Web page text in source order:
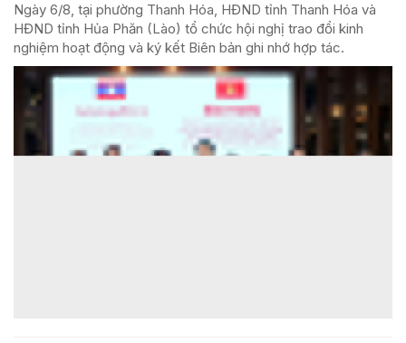
Ngày 6/8, tại phường Thanh Hóa, HĐND tỉnh Thanh Hóa và
HĐND tỉnh Hủa Phăn (Lào) tổ chức hội nghị trao đổi kinh
nghiệm hoạt động và ký kết Biên bản ghi nhớ hợp tác.